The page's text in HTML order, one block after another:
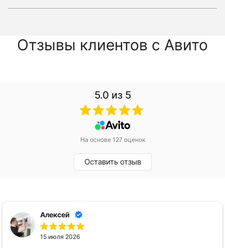
Отзывы клиентов с Авито
5.0 из 5
На основе 127 оценок
Оставить отзыв